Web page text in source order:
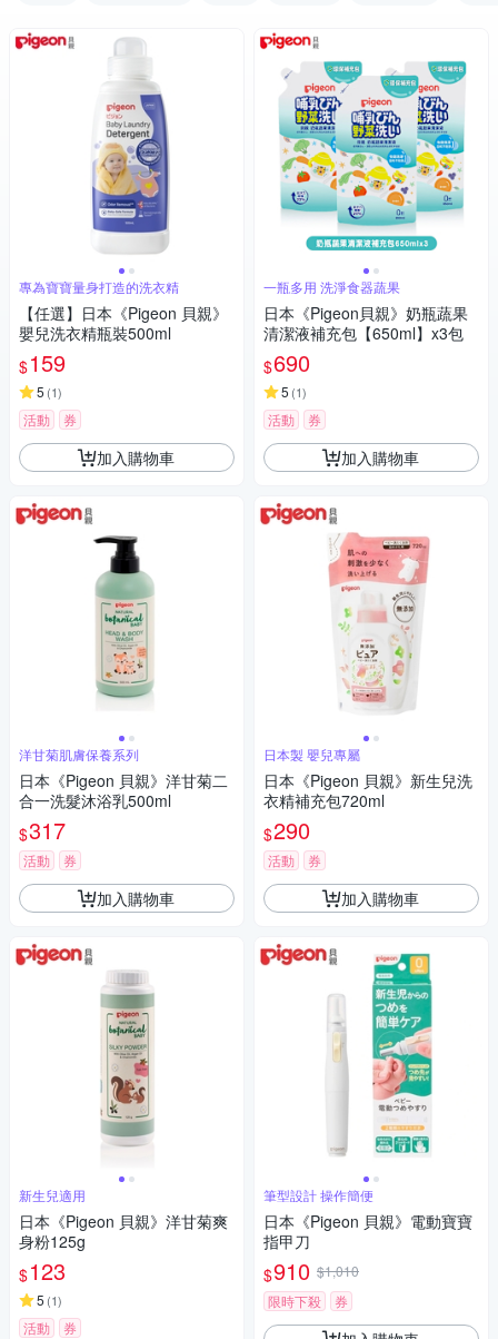
專為寶寶量身打造的洗衣精
【任選】日本《Pigeon 貝親》
嬰兒洗衣精瓶裝500ml
$159
5 (1)
活動 券
加入購物車
洋甘菊肌膚保養系列
日本《Pigeon 貝親》洋甘菊二
合一洗髮沐浴乳500ml
$317
活動 券
加入購物車
新生兒適用
日本《Pigeon 貝親》洋甘菊爽
身粉125g
$123
5 (1)
活動 券
一瓶多用 洗淨食器蔬果
日本《Pigeon貝親》奶瓶蔬果
清潔液補充包【650ml】x3包
$690
5 (1)
活動 券
加入購物車
日本製 嬰兒專屬
日本《Pigeon 貝親》新生兒洗
衣精補充包720ml
$290
活動 券
加入購物車
筆型設計 操作簡便
日本《Pigeon 貝親》電動寶寶
指甲刀
$910 $1,010
限時下殺
券